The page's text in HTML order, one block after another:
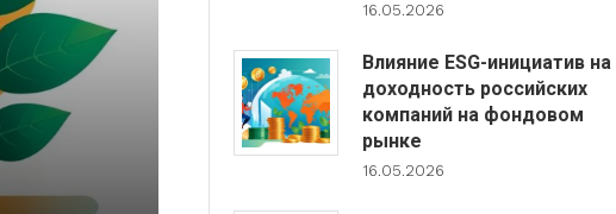
16.05.2026
Влияние ESG-инициатив на
доходность российских
компаний на фондовом
рынке
16.05.2026